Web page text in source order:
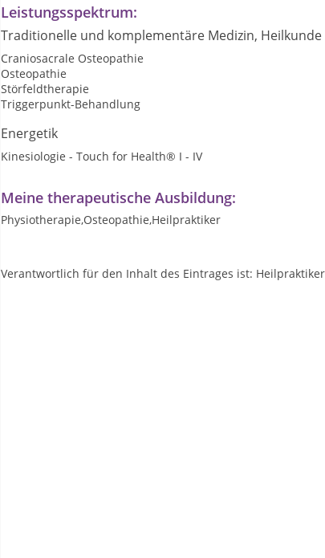
Leistungsspektrum:
Traditionelle und komplementäre Medizin, Heilkunde
Craniosacrale Osteopathie
Osteopathie
Störfeldtherapie
Triggerpunkt-Behandlung
Energetik
Kinesiologie - Touch for Health® I - IV
Meine therapeutische Ausbildung:
Physiotherapie,Osteopathie,Heilpraktiker
Verantwortlich für den Inhalt des Eintrages ist: